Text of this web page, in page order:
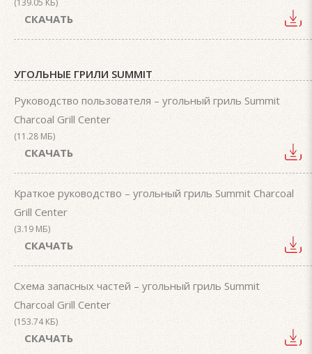
(139.05 КБ)
СКАЧАТЬ
УГОЛЬНЫЕ ГРИЛИ SUMMIT
Руководство пользователя – угольный гриль Summit
Charcoal Grill Center
(11.28 МБ)
СКАЧАТЬ
Краткое руководство – угольный гриль Summit Charcoal
Grill Center
(3.19 МБ)
СКАЧАТЬ
Схема запасных частей – угольный гриль Summit
Charcoal Grill Center
(153.74 КБ)
СКАЧАТЬ